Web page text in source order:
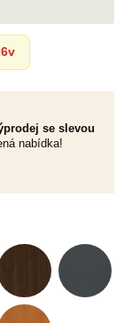
se slevou
nabídka!